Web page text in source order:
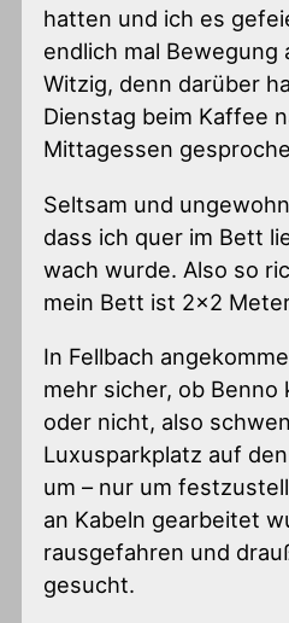
hatten und ich es
endlich mal Bewegung
Witzig, denn darüber
Dienstag beim Kaffee
Mittagessen
Seltsam und
dass ich quer im Bett
wach wurde. Also so
mein Bett ist 2×2
In Fellbach
mehr sicher, ob Benno
oder nicht, also
Luxusparkplatz auf
um – nur um
an Kabeln gearbeitet
rausgefahren und
gesucht.